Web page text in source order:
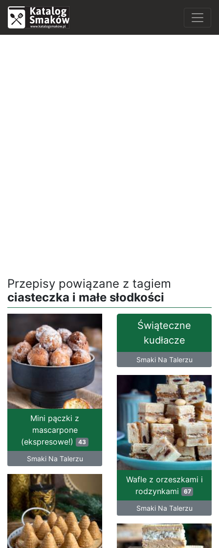
Przepisy powiązane z tagiem
ciasteczka i małe słodkości
Mini pączki z
mascarpone
(ekspresowe!) 43
Smaki Na Talerzu
Świąteczne
kudłacze
Smaki Na Talerzu
Wafle z orzeszkami i
rodzynkami
67
Smaki Na Talerzu